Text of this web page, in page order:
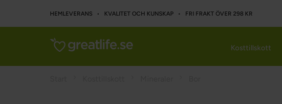
HEMLEVERANS • KVALITET OCH KUNSKAP • FRI FRAKT ÖVER 298 KR
Kosttillskott